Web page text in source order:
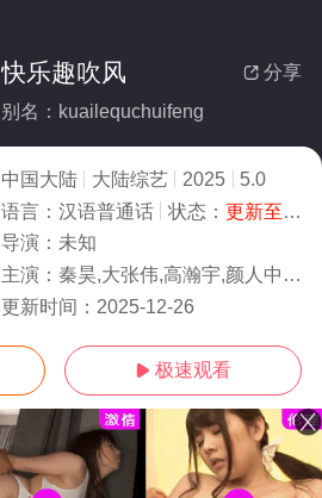
 分享
快乐趣吹风
别名：kuailequchuifeng
中国大陆 大陆综艺 2025
5.0
语言： 汉语普通话 状态： 更新至20251226期特别篇
导演： 未知
主演： 秦昊,大张伟,高瀚宇,颜人中,徐志胜,田嘉瑞
更新时间： 2025-12-26
 极速观看